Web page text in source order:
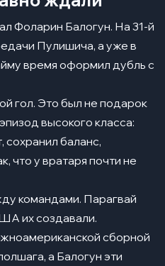
Фоларин Балогун. На 31-й
Пулишича, а уже в
время оформил дубль с
гол. Это был не подарок
высокого класса:
сохранил баланс,
что у вратаря почти не
командами. Парагвай
их создавали.
сборной
а Балогун эти